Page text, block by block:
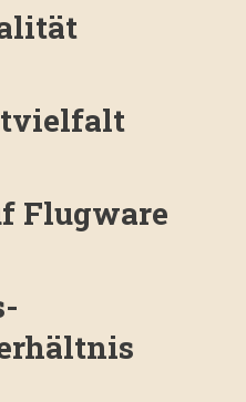
Flugware